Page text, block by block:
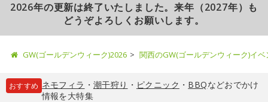
2026年の更新は終了いたしました。来年（2027年）も
どうぞよろしくお願いします。
GW(ゴールデンウィーク)2026 関西のGW(ゴールデンウィーク)イ
おすすめ ネモフィラ ・ 潮干狩り ・ ピクニック ・ BBQなどおでかけ
情報を大特集